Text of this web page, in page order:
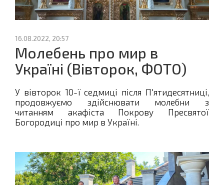
16.08.2022, 20:57
Молебень про мир в
Україні (Вівторок, ФОТО)
У вівторок 10-ї седмиці після П'ятидесятниці,
продовжуємо здійснювати молебни з
читанням акафіста Покрову Пресвятої
Богородиці про мир в Україні.